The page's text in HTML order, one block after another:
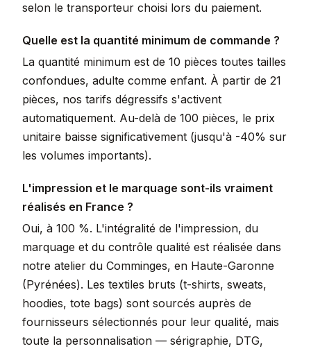
selon le transporteur choisi lors du paiement.
Quelle est la quantité minimum de commande ?
La quantité minimum est de 10 pièces toutes tailles
confondues, adulte comme enfant. À partir de 21
pièces, nos tarifs dégressifs s'activent
automatiquement. Au-delà de 100 pièces, le prix
unitaire baisse significativement (jusqu'à -40% sur
les volumes importants).
L'impression et le marquage sont-ils vraiment
réalisés en France ?
Oui, à 100 %. L'intégralité de l'impression, du
marquage et du contrôle qualité est réalisée dans
notre atelier du Comminges, en Haute-Garonne
(Pyrénées). Les textiles bruts (t-shirts, sweats,
hoodies, tote bags) sont sourcés auprès de
fournisseurs sélectionnés pour leur qualité, mais
toute la personnalisation — sérigraphie, DTG,